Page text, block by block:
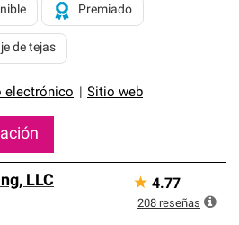
electrónico Sitio web
Premiado
de tejas
LLC ★ 4.77
208 reseñas